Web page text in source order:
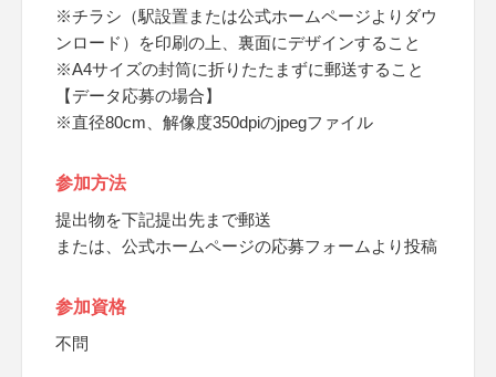
※チラシ（駅設置または公式ホームページよりダウ
ンロード）を印刷の上、裏面にデザインすること
※A4サイズの封筒に折りたたまずに郵送すること
【データ応募の場合】
※直径80cm、解像度350dpiのjpegファイル
参加方法
提出物を下記提出先まで郵送
または、公式ホームページの応募フォームより投稿
参加資格
不問